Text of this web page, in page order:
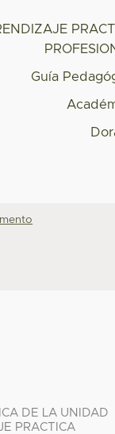
Guía
DE LA UNIDAD
PRACTICA